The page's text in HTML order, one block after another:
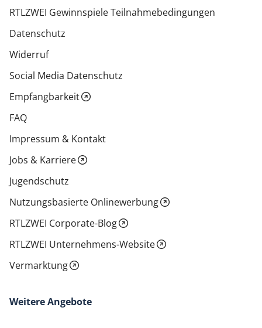
RTLZWEI Gewinnspiele Teilnahmebedingungen
Datenschutz
Widerruf
Social Media Datenschutz
Empfangbarkeit
FAQ
Impressum & Kontakt
Jobs & Karriere
Jugendschutz
Nutzungsbasierte Onlinewerbung
RTLZWEI Corporate-Blog
RTLZWEI Unternehmens-Website
Vermarktung
Weitere Angebote